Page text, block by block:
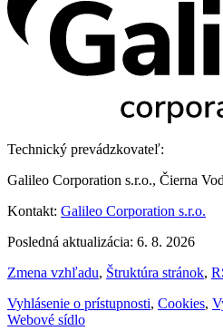
Technický prevádzkovateľ:
Galileo Corporation s.r.o., Čierna
Kontakt: Galileo Corporation s.r.o.
Posledná aktualizácia: 6. 8. 2026
Zmena vzhľadu, Štruktúra stránok,
Vyhlásenie o prístupnosti, Cookies,
Webové sídlo